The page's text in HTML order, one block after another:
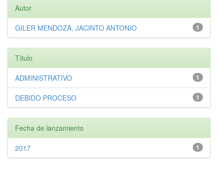
Autor
1
GILER MENDOZA, JACINTO ANTONIO
Título
1
ADMINISTRATIVO
1
DEBIDO PROCESO
Fecha de lanzamiento
1
2017